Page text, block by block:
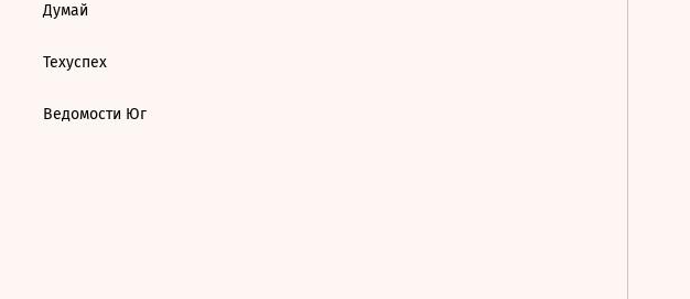
Думай
Техуспех
Ведомости Юг